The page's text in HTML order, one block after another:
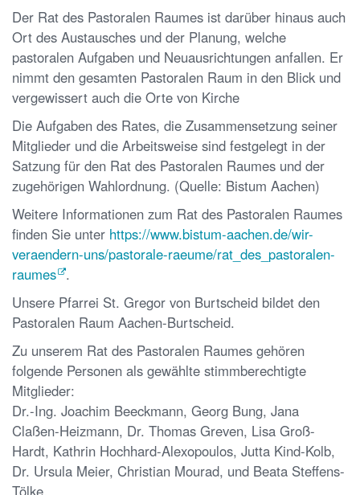
Der Rat des Pastoralen Raumes ist darüber hinaus auch
Ort des Austausches und der Planung, welche
pastoralen Aufgaben und Neuausrichtungen anfallen. Er
nimmt den gesamten Pastoralen Raum in den Blick und
vergewissert auch die Orte von Kirche
Die Aufgaben des Rates, die Zusammensetzung seiner
Mitglieder und die Arbeitsweise sind festgelegt in der
Satzung für den Rat des Pastoralen Raumes und der
zugehörigen Wahlordnung. (Quelle: Bistum Aachen)
Weitere Informationen zum Rat des Pastoralen Raumes
finden Sie unter https://www.bistum-aachen.de/wir-
veraendern-uns/pastorale-raeume/rat_des_pastoralen-
raumes .
Unsere Pfarrei St. Gregor von Burtscheid bildet den
Pastoralen Raum Aachen-Burtscheid.
Zu unserem Rat des Pastoralen Raumes gehören
folgende Personen als gewählte stimmberechtigte
Mitglieder:
Dr.-Ing. Joachim Beeckmann, Georg Bung, Jana
Claßen-Heizmann, Dr. Thomas Greven, Lisa Groß-
Hardt, Kathrin Hochhard-Alexopoulos, Jutta Kind-Kolb,
Dr. Ursula Meier, Christian Mourad, und Beata Steffens-